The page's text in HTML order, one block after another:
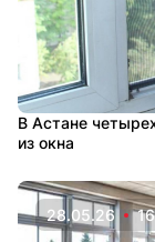
В Астане
из окна
28.05.26